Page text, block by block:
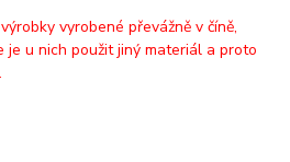
vyrobené převážně v číně,
je u nich použit jiný materiál a proto